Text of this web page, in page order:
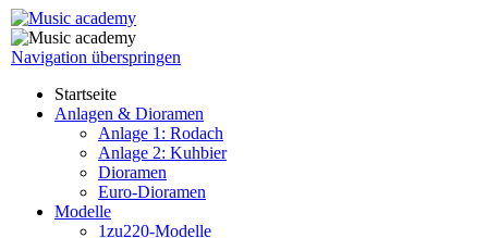
Navigation überspringen
Startseite
Anlagen & Dioramen
Anlage 1: Rodach
Anlage 2: Kuhbier
Dioramen
Euro-Dioramen
Modelle
1zu220-Modelle